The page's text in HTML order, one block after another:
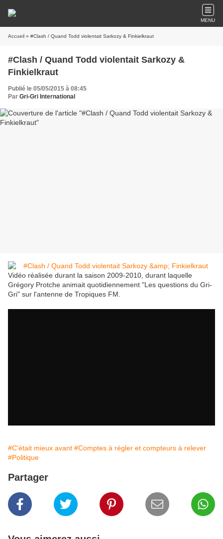
MENU
Accueil » #Clash / Quand Todd violentait Sarkozy & Finkielkraut
#Clash / Quand Todd violentait Sarkozy &
Finkielkraut
Publié le 05/05/2015 à 08:45
Par Gri-Gri International
Vidéo réalisée durant la saison 2009-2010, durant laquelle
Grégory Protche animait quotidiennement "Les questions du Gri-
Gri" sur l'antenne de Tropiques FM.
#C'était mieux avant #Comptes à régler et compteurs à relever
#Politique
Partager